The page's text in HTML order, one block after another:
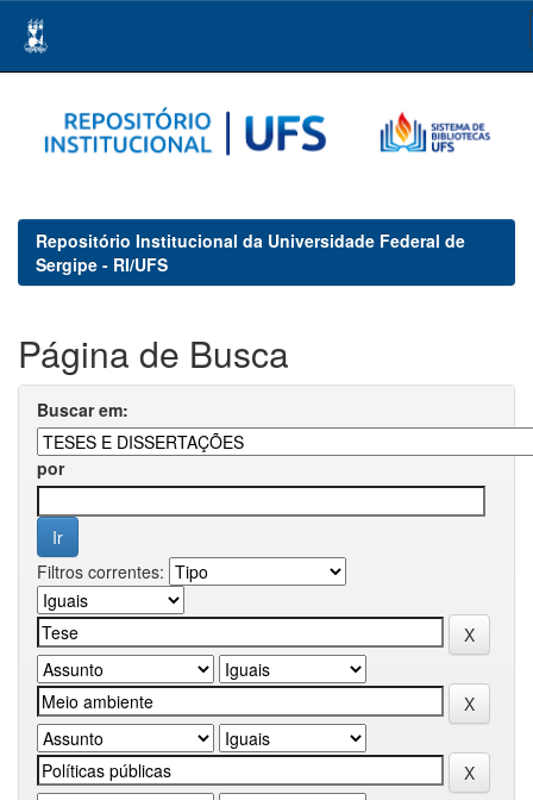
navigation
Repositório Institucional da Universidade Federal de
Sergipe - RI/UFS
Página de Busca
Buscar em:
por
Filtros correntes: